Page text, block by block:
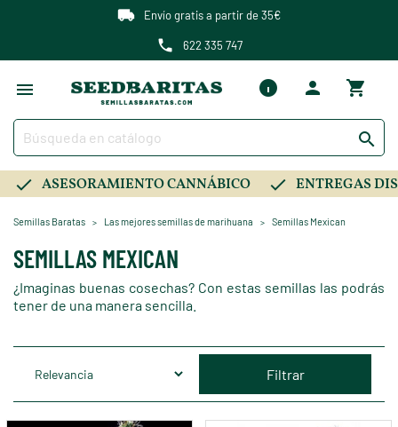
Envío gratis a partir de 35€
622 335 747

ASESORAMIENTO CANNÁBICO ENTREGAS
Semillas Baratas Las mejores semillas de marihuana Semillas Mexican
SEMILLAS MEXICAN
¿Imaginas buenas cosechas? Con estas semillas las podrás
tener de una manera sencilla.
Filtrar